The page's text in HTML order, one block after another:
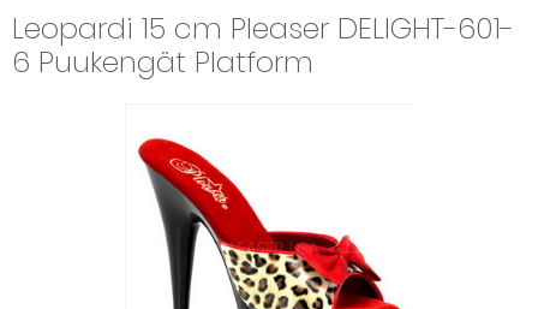
Leopardi 15 cm Pleaser DELIGHT-601-
6 Puukengät Platform